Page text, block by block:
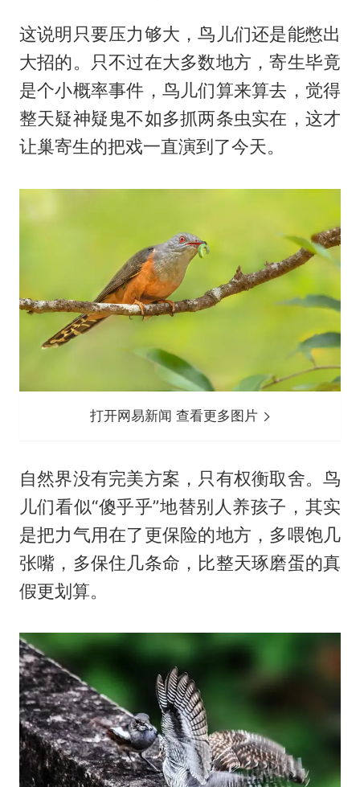
这说明只要压力够大，鸟儿们还是能憋出
大招的。只不过在大多数地方，寄生毕竟
是个小概率事件，鸟儿们算来算去，觉得
整天疑神疑鬼不如多抓两条虫实在，这才
让巢寄生的把戏一直演到了今天。
打开网易新闻 查看更多图片
自然界没有完美方案，只有权衡取舍。鸟
儿们看似“傻乎乎”地替别人养孩子，其实
是把力气用在了更保险的地方，多喂饱几
张嘴，多保住几条命，比整天琢磨蛋的真
假更划算。